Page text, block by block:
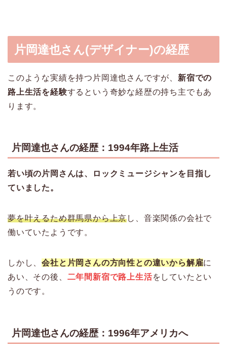
片岡達也さん(デザイナー)の経歴
このような実績を持つ片岡達也さんですが、 新宿での
路上生活を経験するという奇妙な経歴の持ち主でもあ
ります。
片岡達也さんの経歴：1994年路上生活
若い頃の片岡さんは、ロックミュージシャンを目指し
ていました。
夢を叶えるため群馬県から上京し、音楽関係の会社で
働いていたようです。
しかし、会社と片岡さんの方向性との違いから解雇に
あい、その後、 二年間新宿で路上生活をしていたとい
うのです。
片岡達也さんの経歴：1996年アメリカへ